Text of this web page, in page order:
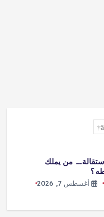
أغسطس 7, 2026